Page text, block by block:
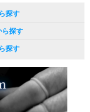
探す
ら探す
探す